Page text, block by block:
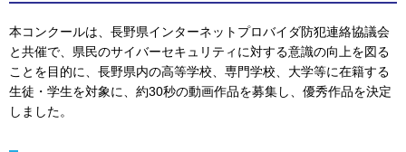
本コンクールは、長野県インターネットプロバイダ防犯連絡協議会
と共催で、県民のサイバーセキュリティに対する意識の向上を図る
ことを目的に、長野県内の高等学校、専門学校、大学等に在籍する
生徒・学生を対象に、約30秒の動画作品を募集し、優秀作品を決定
しました。